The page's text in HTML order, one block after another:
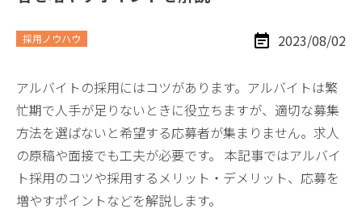
採用ノウハウ 2023/08/02
アルバイトの採用にはコツがあります。アルバイトは繁
忙期で人手が足りないときに役立ちますが、適切な募集
方法を選ばないと希望する応募者が集まりません。求人
の原稿や面接でも工夫が必要です。 本記事ではアルバイ
ト採用のコツや採用するメリット・デメリット、応募を
増やすポイントなどを解説します。